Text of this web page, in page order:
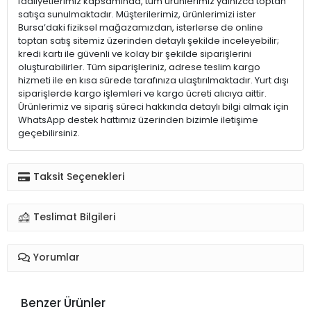
satışa sunulmaktadır. Müşterilerimiz, ürünlerimizi ister
Bursa’daki fiziksel mağazamızdan, isterlerse de online
toptan satış sitemiz üzerinden detaylı şekilde inceleyebilir;
kredi kartı ile güvenli ve kolay bir şekilde siparişlerini
oluşturabilirler. Tüm siparişleriniz, adrese teslim kargo
hizmeti ile en kısa sürede tarafınıza ulaştırılmaktadır. Yurt dışı
siparişlerde kargo işlemleri ve kargo ücreti alıcıya aittir.
Ürünlerimiz ve sipariş süreci hakkında detaylı bilgi almak için
WhatsApp destek hattımız üzerinden bizimle iletişime
geçebilirsiniz.
Taksit Seçenekleri
Teslimat Bilgileri
Yorumlar
Benzer Ürünler